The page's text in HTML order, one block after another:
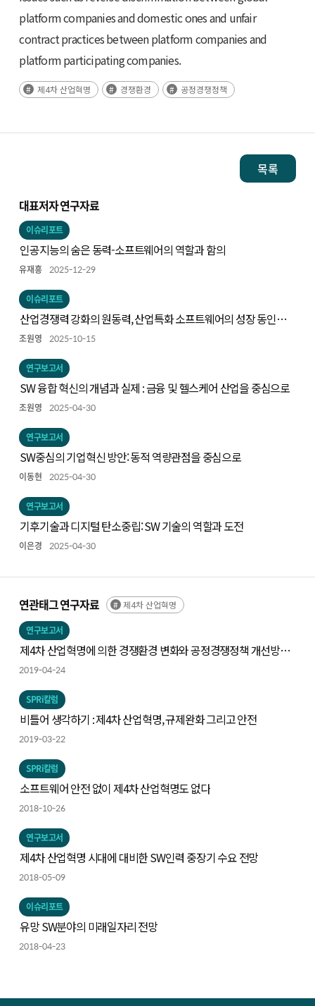
platform companies and domestic ones and unfair
contract practices between platform companies and
platform participating companies.
제4차 산업혁명 경쟁환경 공정경쟁정책
목록
대표저자 연구자료
이슈리포트
인공지능의 숨은 동력-소프트웨어의 역할과 함의
유재흥 2025-12-29
이슈리포트
산업경쟁력 강화의 원동력, 산업특화 소프트웨어의 성장 동인과
주요 사례
조원영 2025-10-15
연구보고서
SW 융합 혁신의 개념과 실제 : 금융 및 헬스케어 산업을 중심으로
조원영 2025-04-30
연구보고서
SW중심의 기업혁신 방안: 동적 역량관점을 중심으로
이동현 2025-04-30
연구보고서
기후기술과 디지털 탄소중립: SW 기술의 역할과 도전
이은경 2025-04-30
연관태그 연구자료 제4차 산업혁명
연구보고서
제4차 산업혁명에 의한 경쟁환경 변화와 공정경쟁정책 개선방향
연구
2019-04-24
SPRi칼럼
비틀어 생각하기 : 제4차 산업혁명, 규제완화 그리고 안전
2019-03-22
SPRi칼럼
소프트웨어 안전 없이 제4차 산업혁명도 없다
2018-10-26
연구보고서
제4차 산업혁명 시대에 대비한 SW인력 중장기 수요 전망
2018-05-09
이슈리포트
유망 SW분야의 미래일자리 전망
2018-04-23